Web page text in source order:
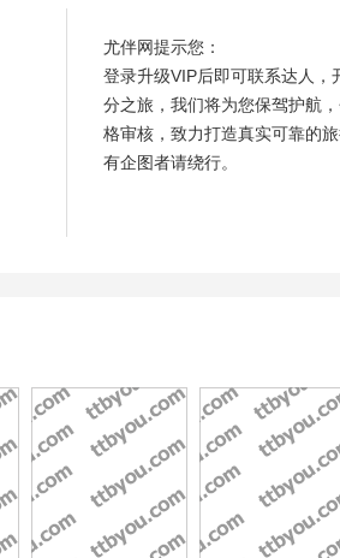
尤伴网提示您：
登录升级VIP后即可联系达人，
分之旅，我们将为您保驾护航
格审核，致力打造真实可靠的
有企图者请绕行。